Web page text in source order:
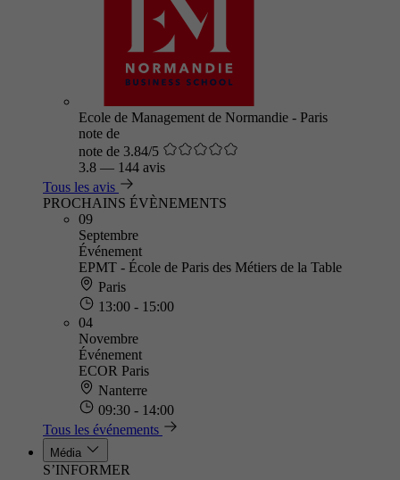
Ecole de Management de Normandie - Paris
note de
note de 3.84/5
3.8 — 144 avis
Tous les avis
PROCHAINS ÉVÈNEMENTS
09
Septembre
Événement
EPMT - École de Paris des Métiers de la Table
Paris
13:00 - 15:00
04
Novembre
Événement
ECOR Paris
Nanterre
09:30 - 14:00
Tous les événements
Média
S’INFORMER